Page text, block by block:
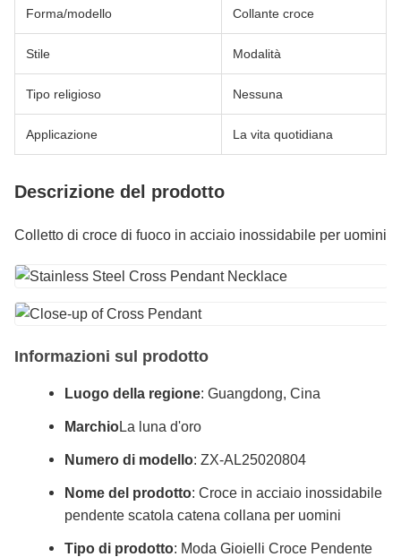
Forma/modello Collante croce
Stile Modalità
Tipo religioso Nessuna
Applicazione La vita quotidiana
Descrizione del prodotto
Colletto di croce di fuoco in acciaio inossidabile per uomini
Informazioni sul prodotto
Luogo della regione: Guangdong, Cina
MarchioLa luna d'oro
Numero di modello: ZX-AL25020804
Nome del prodotto: Croce in acciaio inossidabile
pendente scatola catena collana per uomini
Tipo di prodotto: Moda Gioielli Croce Pendente